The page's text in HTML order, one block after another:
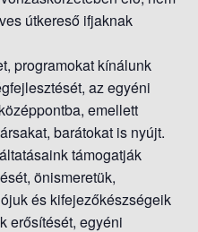
útkereső ifjaknak
programokat kínálunk
az egyéni
emellett
barátokat is nyújt.
támogatják
önismeretük,
és kifejezőkészségeik
erősítését, egyéni